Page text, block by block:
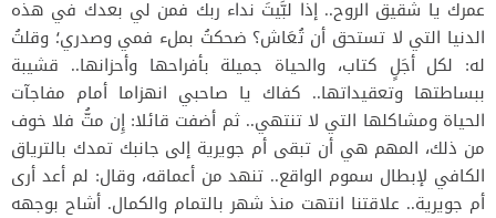
عمرك يا شقيق الروح.. إذا لبَّيتَ نداء ربك فمن لي بعدك في هذه
الدنيا التي لا تستحق أن تُعَاش؟ ضحكتُ بملء فمي وصدري؛ وقلتُ
له: لكل أجَلٍ كتاب، والحياة جميلة بأفراحها وأحزانها.. قشيبة
ببساطتها وتعقيداتها.. كفاك يا صاحبي انهزاما أمام مفاجآت
الحياة ومشاكلها التي لا تنتهي.. ثم أضفت قائلا: إِن متُّ فلا خوف
من ذلك، المهم هي أن تبقى أم جويرية إلى جانبك تمدك بالترياق
الكافي لإبطال سموم الواقع.. تنهد من أعماقه، وقال: لم أعد أرى
أم جويرية.. علاقتنا انتهت منذ شهر بالتمام والكمال. أشاح بوجهه